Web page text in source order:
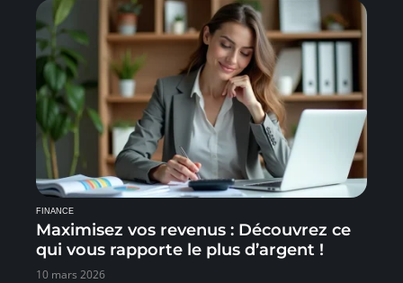
FINANCE
Maximisez vos revenus : Découvrez ce
qui vous rapporte le plus d’argent !
10 mars 2026